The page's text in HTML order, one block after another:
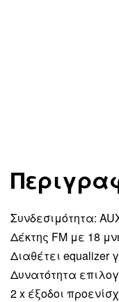
Συνδεσιμότητα:
Δέκτης FM με 18
Διαθέτει equalizer
Δυνατότητα
2 x έξοδοι